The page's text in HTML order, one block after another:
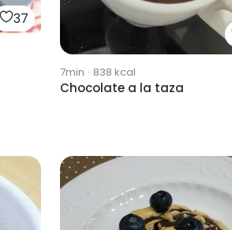
37
7min · 838 kcal
Chocolate a la taza